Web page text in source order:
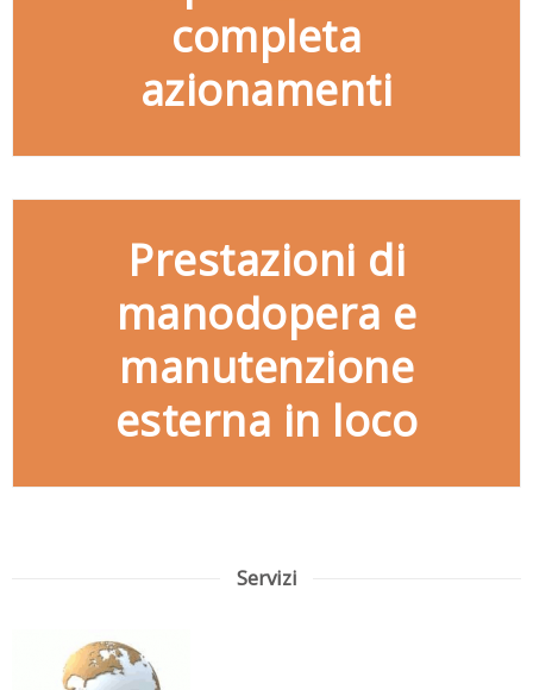
completa
azionamenti
Prestazioni di
manodopera e
manutenzione
esterna in loco
Servizi
Carrello